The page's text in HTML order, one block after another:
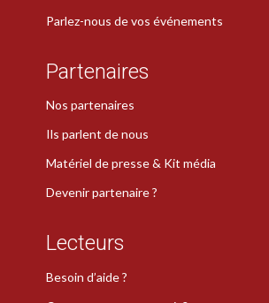
Parlez-nous de vos événements
Partenaires
Nos partenaires
Ils parlent de nous
Matériel de presse & Kit média
Devenir partenaire ?
Lecteurs
Besoin d’aide ?